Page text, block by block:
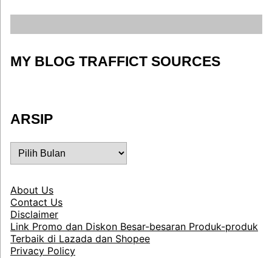
MY BLOG TRAFFICT SOURCES
ARSIP
ARSIP
About Us
Contact Us
Disclaimer
Link Promo dan Diskon Besar-besaran Produk-produk
Terbaik di Lazada dan Shopee
Privacy Policy